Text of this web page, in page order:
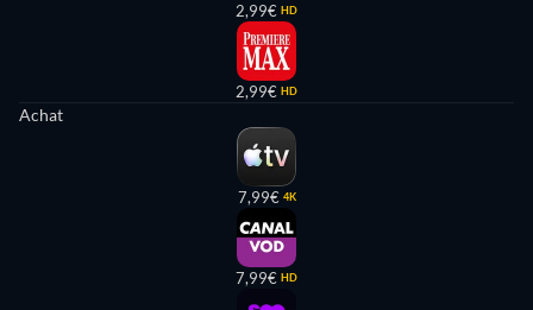
2,99€ HD
2,99€ HD
Achat
7,99€ 4K
7,99€ HD